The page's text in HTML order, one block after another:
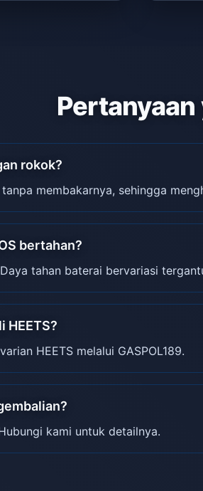
Pertanyaan
rokok?
membakarnya, sehingga
bertahan?
tahan baterai bervariasi
HEETS?
HEETS melalui GASPOL189.
kami untuk detailnya.